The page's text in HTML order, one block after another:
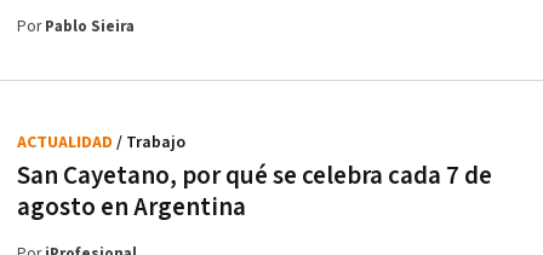
PorPablo Sieira
San Cayetano, por qué se celebra cada 7 de
agosto en Argentina
ACTUALIDAD / Trabajo